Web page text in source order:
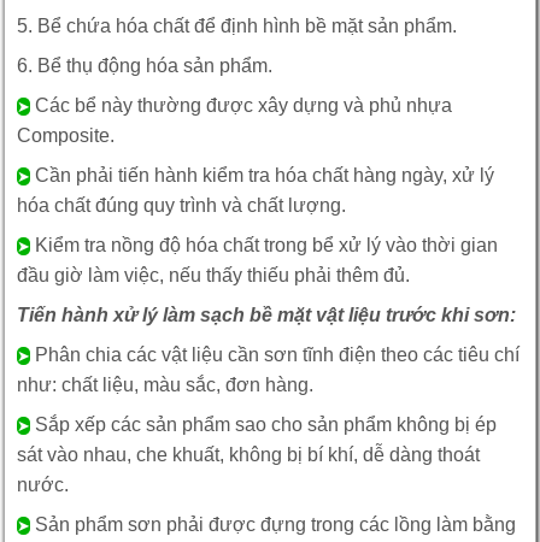
5. Bể chứa hóa chất để định hình bề mặt sản phẩm.
6. Bể thụ động hóa sản phẩm.
➤ Các bể này thường được xây dựng và phủ nhựa
Composite.
➤ Cần phải tiến hành kiểm tra hóa chất hàng ngày, xử lý
hóa chất đúng quy trình và chất lượng.
➤ Kiểm tra nồng độ hóa chất trong bể xử lý vào thời gian
đầu giờ làm việc, nếu thấy thiếu phải thêm đủ.
Tiến hành xử lý làm sạch bề mặt vật liệu trước khi sơn:
➤ Phân chia các vật liệu cần sơn tĩnh điện theo các tiêu chí
như: chất liệu, màu sắc, đơn hàng.
➤ Sắp xếp các sản phẩm sao cho sản phẩm không bị ép
sát vào nhau, che khuất, không bị bí khí, dễ dàng thoát
nước.
➤ Sản phẩm sơn phải được đựng trong các lồng làm bằng